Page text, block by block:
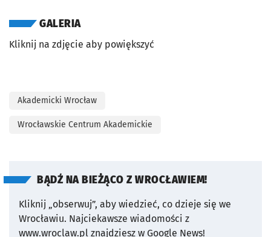
GALERIA
Kliknij na zdjęcie aby powiększyć
Akademicki Wrocław
Wrocławskie Centrum Akademickie
BĄDŹ NA BIEŻĄCO Z WROCŁAWIEM!
Kliknij „obserwuj”, aby wiedzieć, co dzieje się we
Wrocławiu. Najciekawsze wiadomości z
www.wroclaw.pl znajdziesz w Google News!